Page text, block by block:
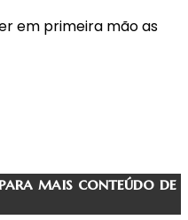
em primeira mão as
mais conteúdo de